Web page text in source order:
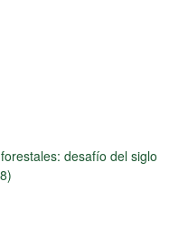
desafío del siglo